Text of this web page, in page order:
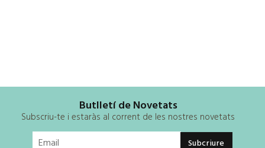
Butlletí de Novetats
Subscriu-te i estaràs al corrent de les nostres novetats